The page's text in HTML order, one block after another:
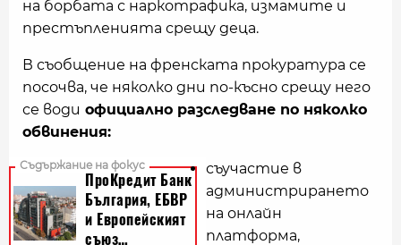
на борбата с наркотрафика, измамите и
престъпленията срещу деца.
В съобщение на френската прокуратура се
посочва, че няколко дни по-късно срещу него
се води официално разследване по няколко
обвинения:
съучастие в
администрирането
на онлайн
платформа,